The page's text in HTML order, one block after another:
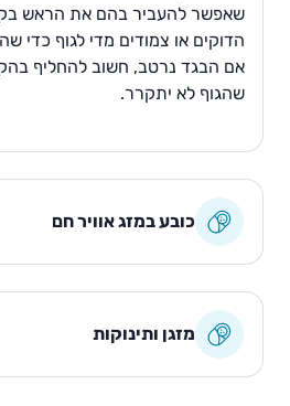
שאפשר להעביר בהם את הראש
הדוקים או צמודים מדי לגוף כדי
אם הבגד נרטב, חשוב להחליף
שהגוף לא יתקרר.
כובע במזג אוויר חם
מזגן ותינוקות